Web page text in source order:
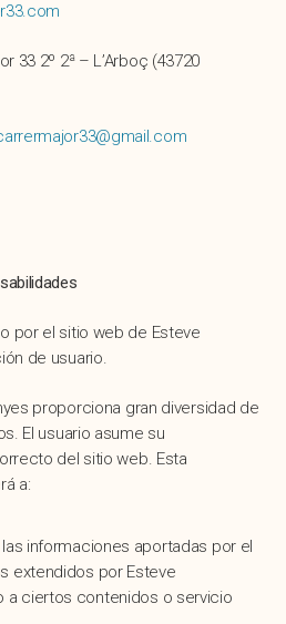
33 2º 2ª – L’Arboç (43720
por el sitio web de Esteve
de usuario.
proporciona gran diversidad de
El usuario asume su
del sitio web. Esta
a:
informaciones aportadas por el
extendidos por Esteve
a ciertos contenidos o servicio